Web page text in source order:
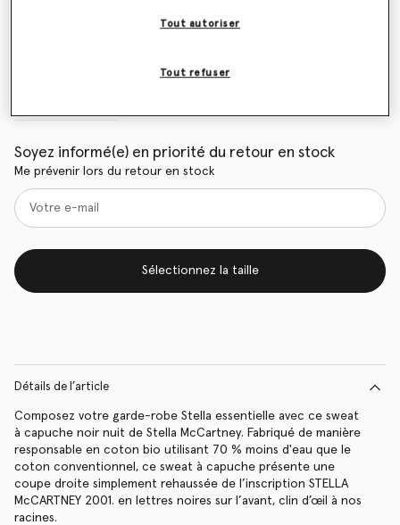
Soyez informé(e) en priorité du retour en stock
Me prévenir lors du retour en stock
Sélectionnez la taille
Détails de l’article
Composez votre garde-robe Stella essentielle avec ce sweat
à capuche noir nuit de Stella McCartney. Fabriqué de manière
responsable en coton bio utilisant 70 % moins d'eau que le
coton conventionnel, ce sweat à capuche présente une
coupe droite simplement rehaussée de l’inscription STELLA
McCARTNEY 2001. en lettres noires sur l’avant, clin d’œil à nos
racines.
Tout refuser
Tout autoriser